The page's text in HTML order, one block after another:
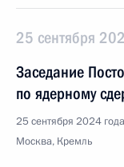
25 сентября
Заседание
по ядерному
25 сентября 2024
Москва, Кремль